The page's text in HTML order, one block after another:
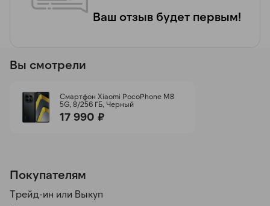
Ваш отзыв будет первым!
Вы смотрели
Смартфон Xiaomi PocoPhone M8
5G, 8/256 ГБ, Черный
17 990 ₽
Покупателям
Трейд-ин или Выкуп